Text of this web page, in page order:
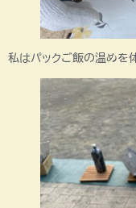
私はパックご飯の温めを